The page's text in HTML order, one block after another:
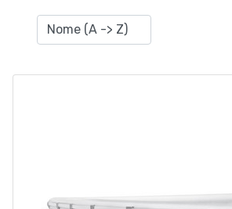
CATÁLOGOS